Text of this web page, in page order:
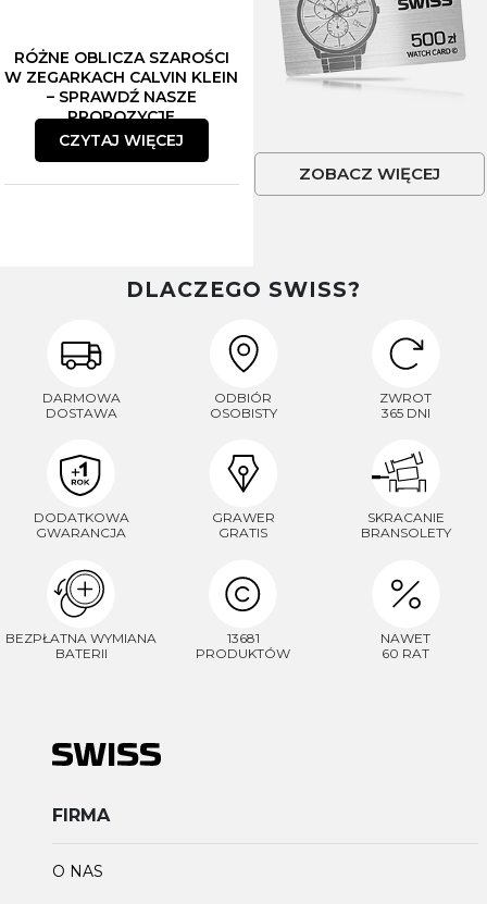
RÓŻNE OBLICZA SZAROŚCI
W ZEGARKACH CALVIN KLEIN
– SPRAWDŹ NASZE
PROPOZYCJE
CZYTAJ WIĘCEJ
ZOBACZ WIĘCEJ
DLACZEGO SWISS?
DARMOWA
DOSTAWA
ODBIÓR
OSOBISTY
ZWROT
365 DNI
DODATKOWA
GWARANCJA
GRAWER
GRATIS
SKRACANIE
BRANSOLETY
BEZPŁATNA WYMIANA
BATERII
13681
PRODUKTÓW
NAWET
60 RAT
FIRMA
O NAS